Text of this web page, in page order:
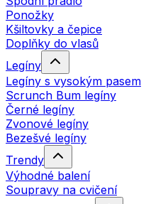
Ponožky
Kšiltovky a čepice
Doplňky do vlasů
Legíny
Legíny s vysokým pasem
Scrunch Bum legíny
Černé legíny
Zvonové legíny
Bezešvé legíny
Trendy
Výhodné balení
Soupravy na cvičení